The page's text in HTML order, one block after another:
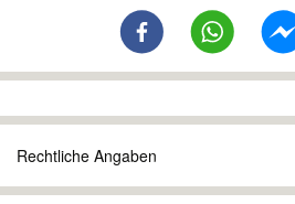
Rechtliche Angaben